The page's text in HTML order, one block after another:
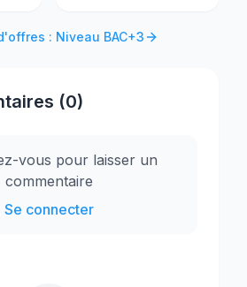
: Niveau BAC+3
(0)
vous pour laisser un
commentaire
Se connecter